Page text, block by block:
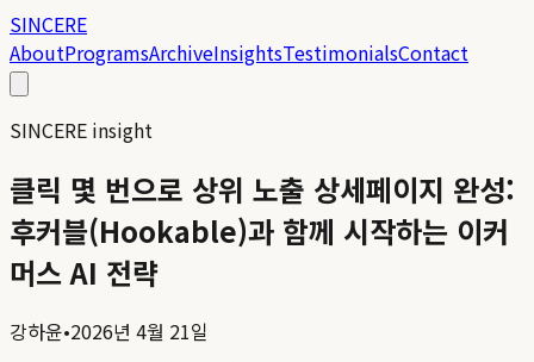
SINCERE
AboutProgramsArchiveInsightsTestimonialsContact
SINCERE insight
클릭 몇 번으로 상위 노출 상세페이지 완성:
후커블(Hookable)과 함께 시작하는 이커
머스 AI 전략
강하윤•2026년 4월 21일